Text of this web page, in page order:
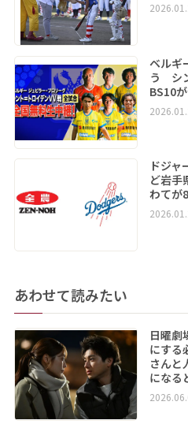
ベルギ
う シ
BS10
ドジャ
ど岩
わてが
あわせて読みたい
日曜劇
にする
さんと
になる